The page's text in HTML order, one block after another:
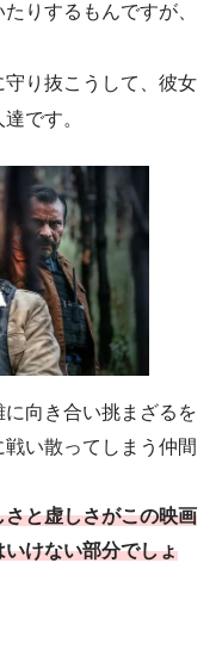
りするもんですが、
り抜こうして、彼女
です。
向き合い挑まざるを
い散ってしまう仲間
さと虚しさがこの映画
けない部分でしょ